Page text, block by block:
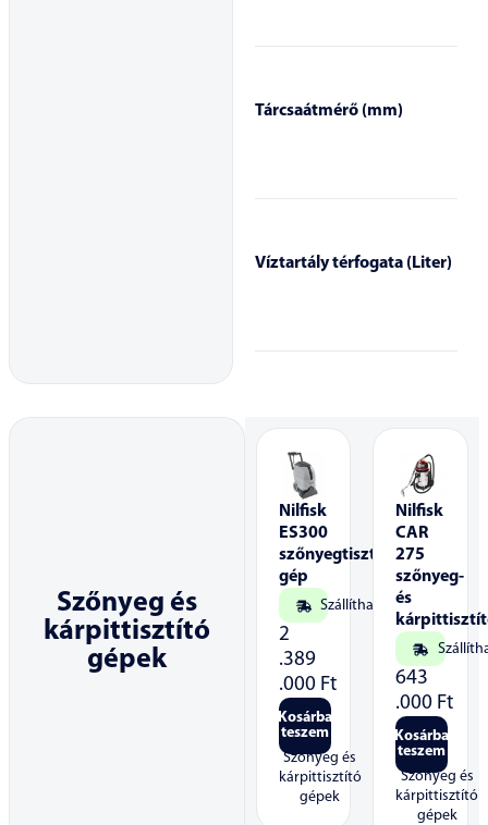
Tárcsaátmérő (mm)
Víztartály térfogata (Liter)
Szőnyeg és
kárpittisztító
gépek
Nilfisk
ES300
szőnyegtisztító
gép
Szállítható
2
.389
.000 Ft
Kosárba
teszem
Szőnyeg és
kárpittisztító
gépek
Nilfisk
CAR
275
szőnyeg-
és
643
.000 Ft
Kosárba
teszem
Szőnyeg és
kárpittisztító
gépek